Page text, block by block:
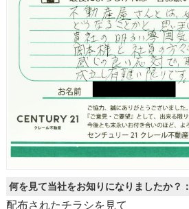
何を見て当社をお知りになりましたか？：
配布されたチラシを見て